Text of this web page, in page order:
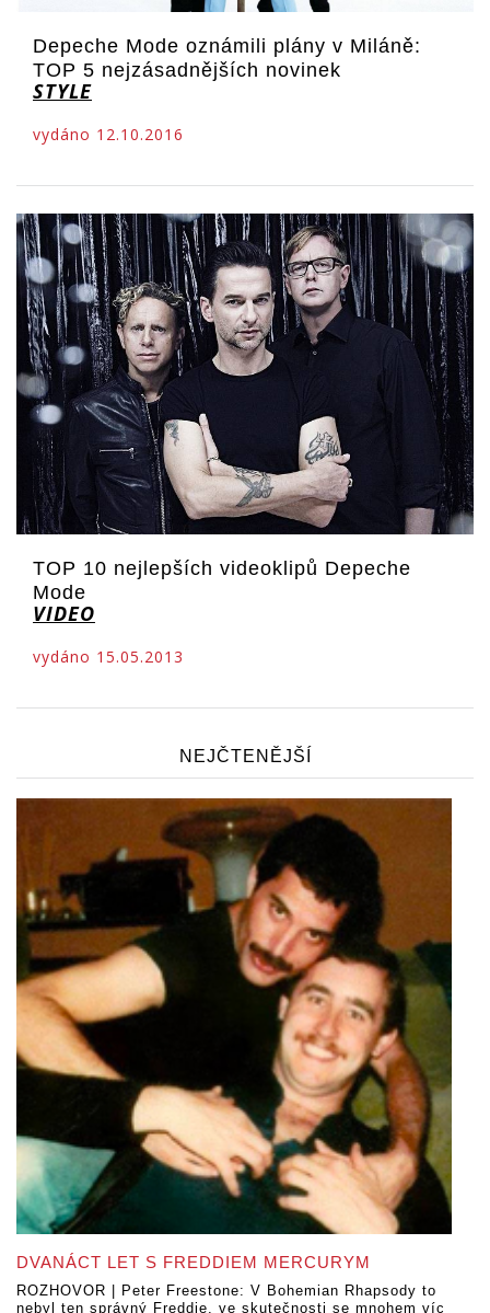
Depeche Mode oznámili plány v Miláně:
TOP 5 nejzásadnějších novinek
STYLE
vydáno 12.10.2016
TOP 10 nejlepších videoklipů Depeche
Mode
VIDEO
vydáno 15.05.2013
NEJČTENĚJŠÍ
DVANÁCT LET S FREDDIEM MERCURYM
ROZHOVOR | Peter Freestone: V Bohemian Rhapsody to
nebyl ten správný Freddie, ve skutečnosti se mnohem víc